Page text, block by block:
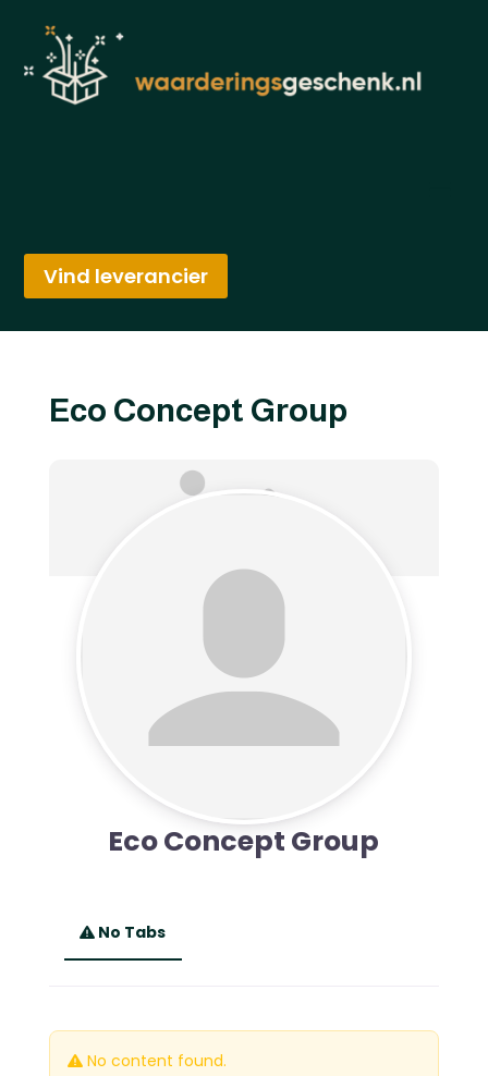
Vind leverancier
Eco Concept Group
Eco Concept Group
No Tabs
No content found.